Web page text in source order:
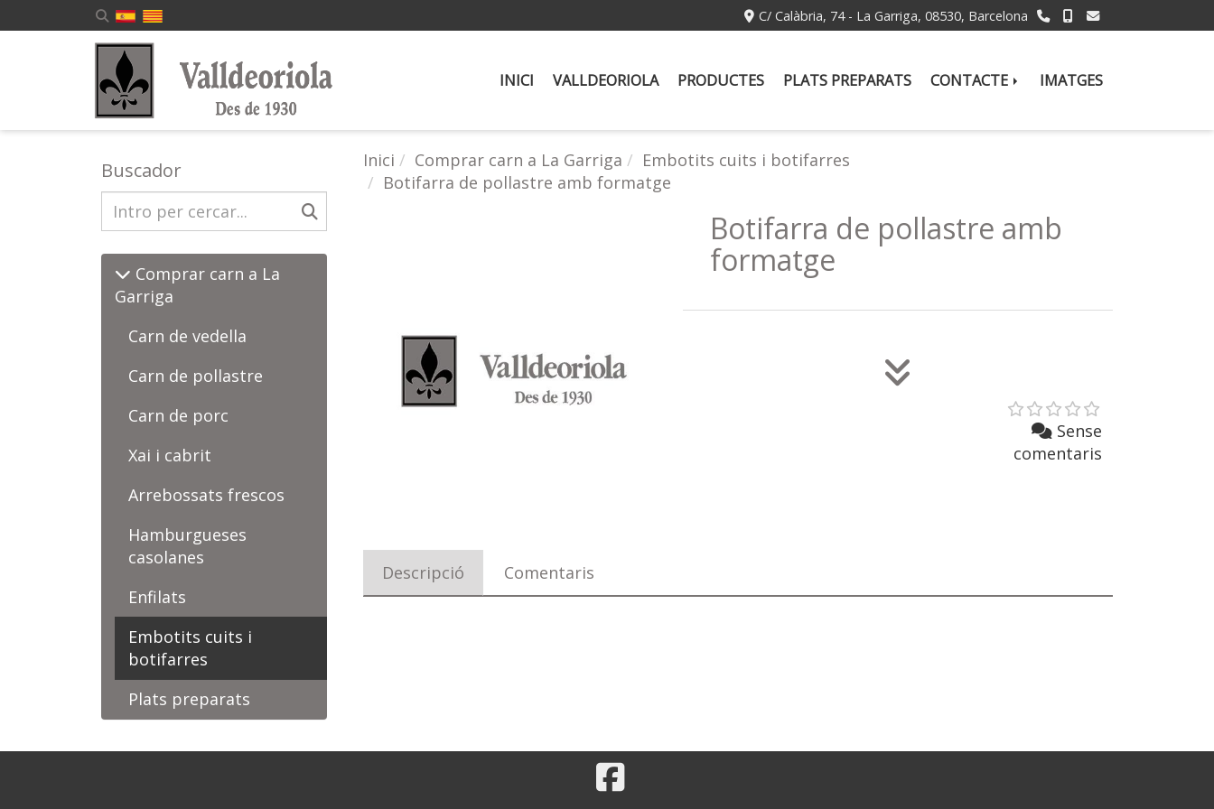
C/ Calàbria, 74 - La Garriga, 08530, Barcelona
INICI VALLDEORIOLA PRODUCTES PLATS PREPARATS CONTACTE IMATGES
Buscador
Comprar carn a La
Garriga
Carn de vedella
Carn de pollastre
Carn de porc
Xai i cabrit
Arrebossats frescos
Hamburgueses
casolanes
Enfilats
Embotits cuits i
botifarres
Plats preparats
Inici Comprar carn a La Garriga
Embotits cuits i botifarres
Botifarra de pollastre amb formatge
Botifarra de pollastre amb
formatge
Sense
comentaris
Descripció Comentaris